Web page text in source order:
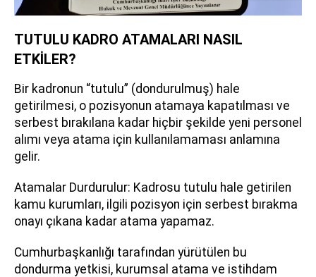
TUTULU KADRO ATAMALARI NASIL
ETKİLER?
Bir kadronun “tutulu” (dondurulmuş) hale
getirilmesi, o pozisyonun atamaya kapatılması ve
serbest bırakılana kadar hiçbir şekilde yeni personel
alımı veya atama için kullanılamaması anlamına
gelir.
Atamalar Durdurulur: Kadrosu tutulu hale getirilen
kamu kurumları, ilgili pozisyon için serbest bırakma
onayı çıkana kadar atama yapamaz.
Cumhurbaşkanlığı tarafından yürütülen bu
dondurma yetkisi, kurumsal atama ve istihdam